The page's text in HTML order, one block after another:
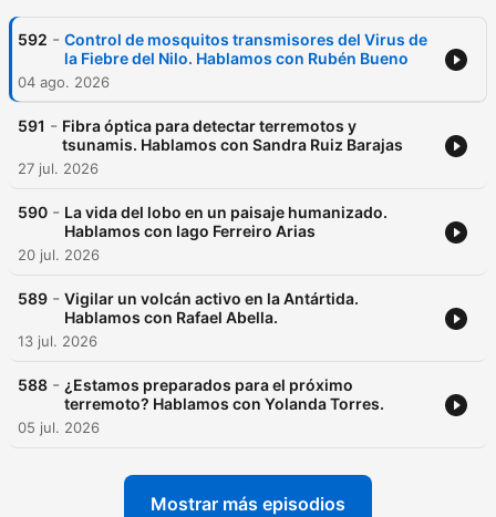
592 - Control de mosquitos transmisores del Virus de
la Fiebre del Nilo. Hablamos con Rubén Bueno
04 ago. 2026
591 - Fibra óptica para detectar terremotos y
tsunamis. Hablamos con Sandra Ruiz Barajas
27 jul. 2026
590 - La vida del lobo en un paisaje humanizado.
Hablamos con Iago Ferreiro Arias
20 jul. 2026
589 - Vigilar un volcán activo en la Antártida.
Hablamos con Rafael Abella.
13 jul. 2026
588 - ¿Estamos preparados para el próximo
terremoto? Hablamos con Yolanda Torres.
05 jul. 2026
Mostrar más episodios